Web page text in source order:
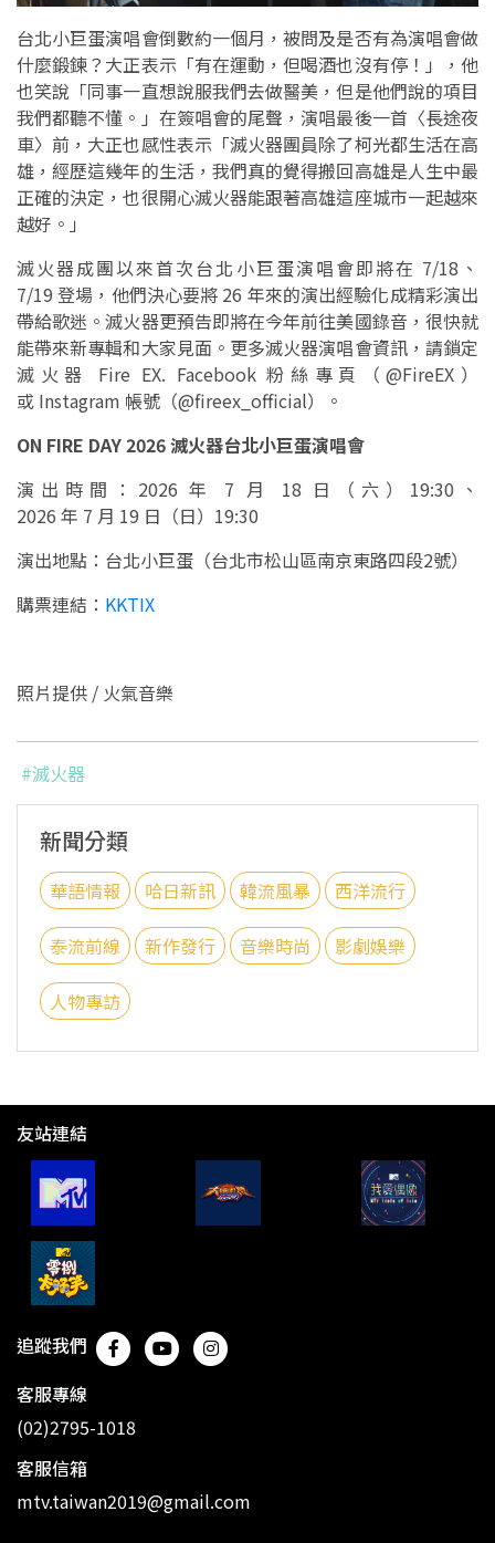
台北小巨蛋演唱會倒數約一個月，被問及是否有為演唱會做
什麼鍛鍊？大正表示「有在運動，但喝酒也沒有停！」，他
也笑說「同事一直想說服我們去做醫美，但是他們說的項目
我們都聽不懂。」在簽唱會的尾聲，演唱最後一首〈長途夜
車〉前，大正也感性表示「滅火器團員除了柯光都生活在高
雄，經歷這幾年的生活，我們真的覺得搬回高雄是人生中最
正確的決定，也很開心滅火器能跟著高雄這座城市一起越來
越好。」
滅火器成團以來首次台北小巨蛋演唱會即將在 7/18、
7/19 登場，他們決心要將 26 年來的演出經驗化成精彩演出
帶給歌迷。滅火器更預告即將在今年前往美國錄音，很快就
能帶來新專輯和大家見面。更多滅火器演唱會資訊，請鎖定
滅火器 Fire EX. Facebook 粉絲專頁（@FireEX）
或 Instagram 帳號（@fireex_official）。
ON FIRE DAY 2026 滅火器台北小巨蛋演唱會
演出時間：2026 年 7 月 18 日（六）19:30、
2026 年 7 月 19 日（日）19:30
演出地點：台北小巨蛋（台北市松山區南京東路四段2號）
購票連結： KKTIX
照片提供 / 火氣音樂
#滅火器
新聞分類
華語情報 哈日新訊 韓流風暴 西洋流行
泰流前線 新作發行 音樂時尚 影劇娛樂
人物專訪
友站連結
追蹤我們
客服專線
(02)2795-1018
客服信箱
mtv.taiwan2019@gmail.com